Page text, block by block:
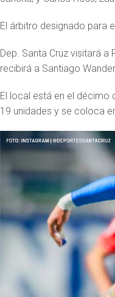
El árbitro designado para
Dep. Santa Cruz visitará a
recibirá a Santiago
El local está en el décimo
19 unidades y se coloca